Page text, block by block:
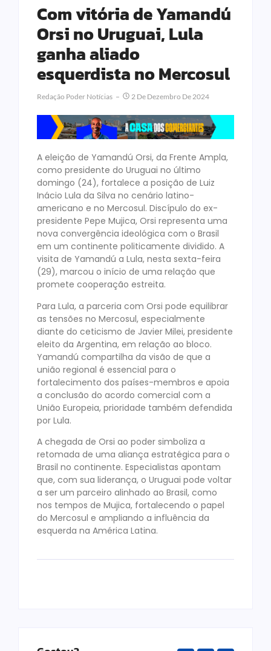
Com vitória de Yamandú
Orsi no Uruguai, Lula
ganha aliado
esquerdista no Mercosul
Redação Poder Notícias 2 De Dezembro De 2024
A eleição de Yamandú Orsi, da Frente Ampla,
como presidente do Uruguai no último
domingo (24), fortalece a posição de Luiz
Inácio Lula da Silva no cenário latino-
americano e no Mercosul. Discípulo do ex-
presidente Pepe Mujica, Orsi representa uma
nova convergência ideológica com o Brasil
em um continente politicamente dividido. A
visita de Yamandú a Lula, nesta sexta-feira
(29), marcou o início de uma relação que
promete cooperação estreita.
Para Lula, a parceria com Orsi pode equilibrar
as tensões no Mercosul, especialmente
diante do ceticismo de Javier Milei, presidente
eleito da Argentina, em relação ao bloco.
Yamandú compartilha da visão de que a
união regional é essencial para o
fortalecimento dos países-membros e apoia
a conclusão do acordo comercial com a
União Europeia, prioridade também defendida
por Lula.
A chegada de Orsi ao poder simboliza a
retomada de uma aliança estratégica para o
Brasil no continente. Especialistas apontam
que, com sua liderança, o Uruguai pode voltar
a ser um parceiro alinhado ao Brasil, como
nos tempos de Mujica, fortalecendo o papel
do Mercosul e ampliando a influência da
esquerda na América Latina.